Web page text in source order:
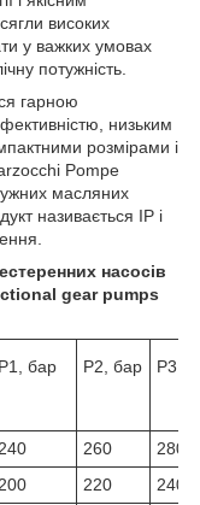
високих
у важких умовах
потужність.
гарною
низьким
розмірами і
Pompe
масляних
називається IP і
насосів
gear pumps
Р1, бар Р2, бар Р3,
240 260
280
200 220
240